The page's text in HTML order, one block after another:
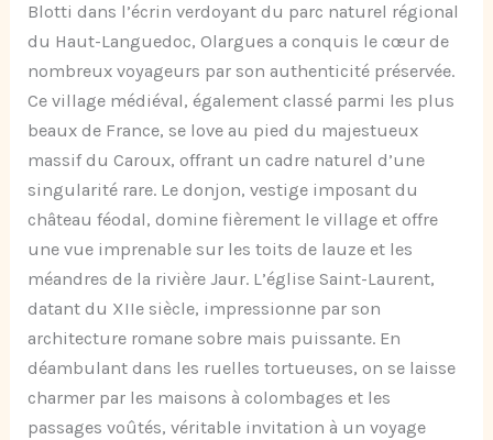
Blotti dans l’écrin verdoyant du parc naturel régional
du Haut-Languedoc, Olargues a conquis le cœur de
nombreux voyageurs par son authenticité préservée.
Ce village médiéval, également classé parmi les plus
beaux de France, se love au pied du majestueux
massif du Caroux, offrant un cadre naturel d’une
singularité rare. Le donjon, vestige imposant du
château féodal, domine fièrement le village et offre
une vue imprenable sur les toits de lauze et les
méandres de la rivière Jaur. L’église Saint-Laurent,
datant du XIIe siècle, impressionne par son
architecture romane sobre mais puissante. En
déambulant dans les ruelles tortueuses, on se laisse
charmer par les maisons à colombages et les
passages voûtés, véritable invitation à un voyage